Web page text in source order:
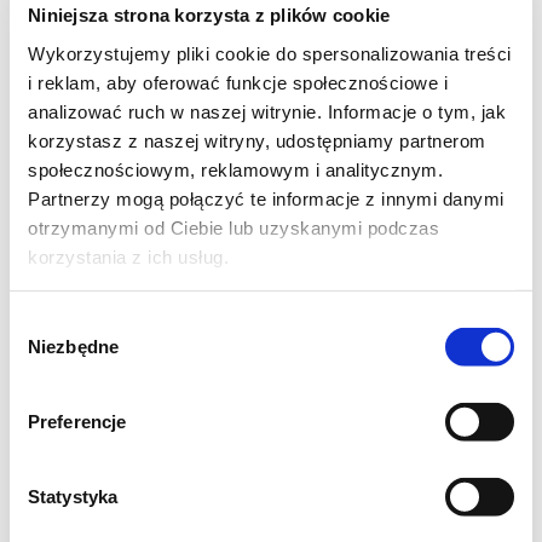
Niniejsza strona korzysta z plików cookie
Wykorzystujemy pliki cookie do spersonalizowania treści
i reklam, aby oferować funkcje społecznościowe i
analizować ruch w naszej witrynie. Informacje o tym, jak
korzystasz z naszej witryny, udostępniamy partnerom
społecznościowym, reklamowym i analitycznym.
Partnerzy mogą połączyć te informacje z innymi danymi
otrzymanymi od Ciebie lub uzyskanymi podczas
korzystania z ich usług.
zgody
Niezbędne
Preferencje
Statystyka